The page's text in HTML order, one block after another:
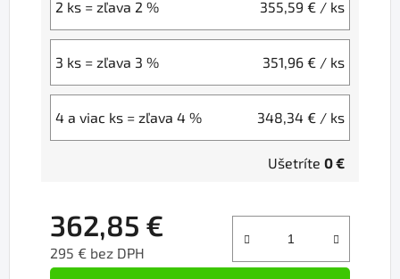
2 ks = zľava 2 % 355,59 € / ks
3 ks = zľava 3 % 351,96 € / ks
4 a viac ks = zľava 4 % 348,34 € / ks
Ušetríte 0 €
362,85 €
295 € bez DPH